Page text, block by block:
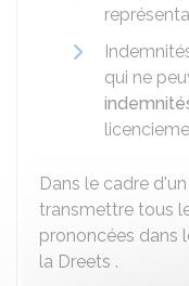
qui ne
Dans le cadre
transmettre tous
prononcées dans
la Dreets .